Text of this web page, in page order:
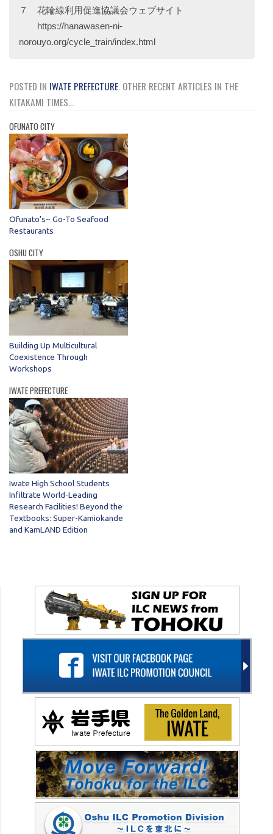
７ 花輪線利用促進協議会ウェブサイト
https://hanawasen-ni-
norouyo.org/cycle_train/index.html
POSTED IN IWATE PREFECTURE. OTHER RECENT ARTICLES IN THE
KITAKAMI TIMES...
OFUNATO CITY
Ofunato’s~ Go-To Seafood
Restaurants
OSHU CITY
Building Up Multicultural
Coexistence Through
Workshops
IWATE PREFECTURE
Iwate High School Students
Infiltrate World-Leading
Research Facilities! Beyond the
Textbooks: Super-Kamiokande
and KamLAND Edition